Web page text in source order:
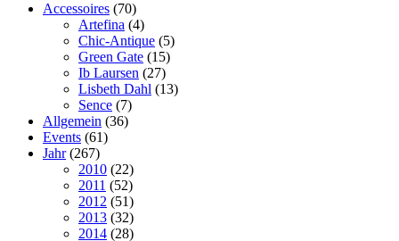
Accessoires (70)
Artefina (4)
Chic-Antique (5)
Green Gate (15)
Ib Laursen (27)
Lisbeth Dahl (13)
Sence (7)
Allgemein (36)
Events (61)
Jahr(267)
2010 (22)
2011 (52)
2012 (51)
2013 (32)
2014 (28)